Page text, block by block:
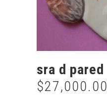
sra d pared
$27,000.00